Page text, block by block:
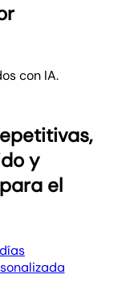
con IA.
y
el